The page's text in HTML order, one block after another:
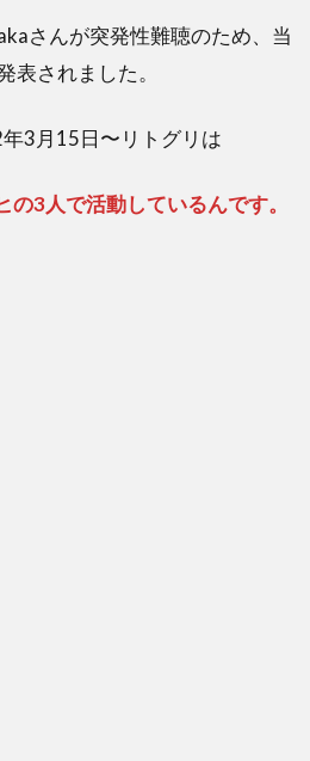
さんが突発性難聴のため、当
表されました。
3月15日〜リトグリは
3人で活動しているんです。